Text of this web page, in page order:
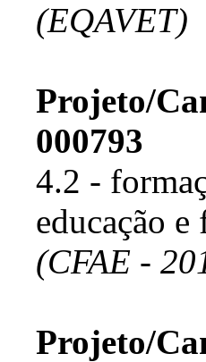
(EQAVET)
Projeto/
000793
4.2 -
educação e
(CFAE -
Projeto/